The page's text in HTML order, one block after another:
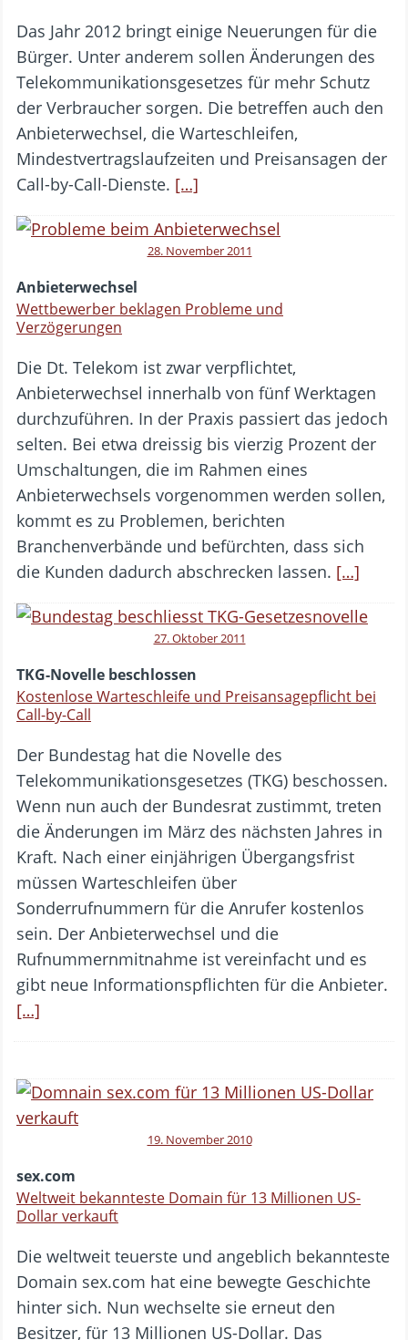
Das Jahr 2012 bringt einige Neuerungen für die
Bürger. Unter anderem sollen Änderungen des
Telekommunikationsgesetzes für mehr Schutz
der Verbraucher sorgen. Die betreffen auch den
Anbieterwechsel, die Warteschleifen,
Mindestvertragslaufzeiten und Preisansagen der
Call-by-Call-Dienste. […]
28. November 2011
Anbieterwechsel
Wettbewerber beklagen Probleme und
Verzögerungen
Die Dt. Telekom ist zwar verpflichtet,
Anbieterwechsel innerhalb von fünf Werktagen
durchzuführen. In der Praxis passiert das jedoch
selten. Bei etwa dreissig bis vierzig Prozent der
Umschaltungen, die im Rahmen eines
Anbieterwechsels vorgenommen werden sollen,
kommt es zu Problemen, berichten
Branchenverbände und befürchten, dass sich
die Kunden dadurch abschrecken lassen. […]
27. Oktober 2011
TKG-Novelle beschlossen
Kostenlose Warteschleife und Preisansagepflicht bei
Call-by-Call
Der Bundestag hat die Novelle des
Telekommunikationsgesetzes (TKG) beschossen.
Wenn nun auch der Bundesrat zustimmt, treten
die Änderungen im März des nächsten Jahres in
Kraft. Nach einer einjährigen Übergangsfrist
müssen Warteschleifen über
Sonderrufnummern für die Anrufer kostenlos
sein. Der Anbieterwechsel und die
Rufnummernmitnahme ist vereinfacht und es
gibt neue Informationspflichten für die Anbieter.
[…]
19. November 2010
sex.com
Weltweit bekannteste Domain für 13 Millionen US-
Dollar verkauft
Die weltweit teuerste und angeblich bekannteste
Domain sex.com hat eine bewegte Geschichte
hinter sich. Nun wechselte sie erneut den
Besitzer, für 13 Millionen US-Dollar. Das